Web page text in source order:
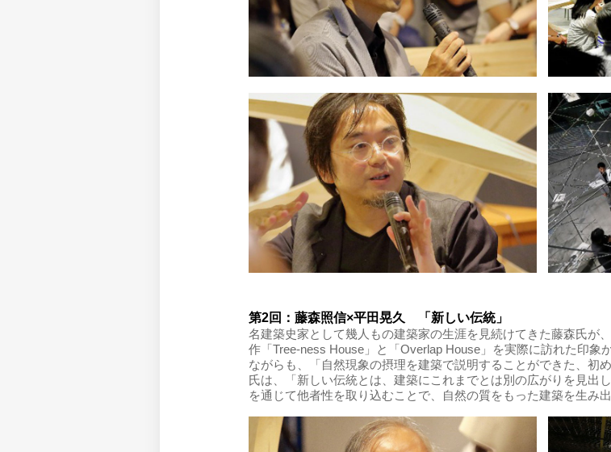
第2回：藤森照信×平田晃久 「新しい伝統」
名建築史家として幾人もの建築家の生涯を見続けてきた藤森氏が
作「Tree-ness House」と「Overlap House」を実際に訪れた印象
ながらも、「自然現象の摂理を建築で説明することができた、初
氏は、「新しい伝統とは、建築にこれまでとは別の広がりを見出
を通じて他者性を取り込むことで、自然の質をもった建築を生み